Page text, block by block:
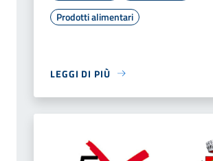
Prodotti alimentari
LEGGI DI PIÙ